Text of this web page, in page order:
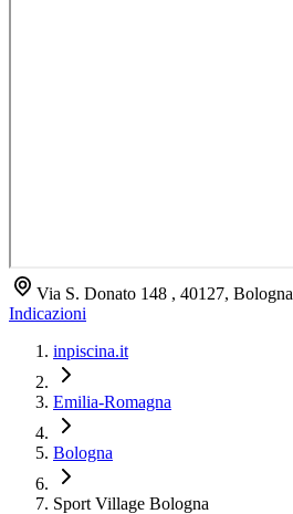
Via S. Donato 148 , 40127, Bologna
Indicazioni
inpiscina.it
Emilia-Romagna
Bologna
Sport Village Bologna